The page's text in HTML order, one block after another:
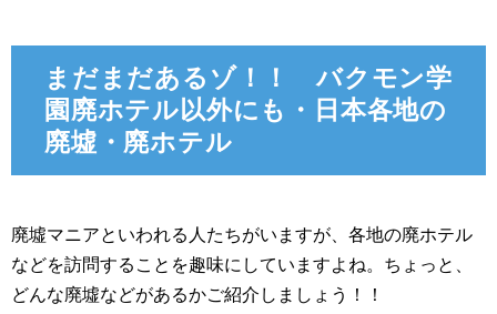
まだまだあるゾ！！ バクモン学
園廃ホテル以外にも・日本各地の
廃墟・廃ホテル
廃墟マニアといわれる人たちがいますが、各地の廃ホテル
などを訪問することを趣味にしていますよね。ちょっと、
どんな廃墟などがあるかご紹介しましょう！！